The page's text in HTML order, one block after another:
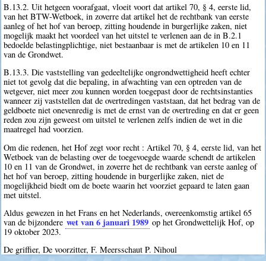
B.13.2. Uit hetgeen voorafgaat, vloeit voort dat artikel 70, § 4, eerste lid,
van het BTW-Wetboek, in zoverre dat artikel het de rechtbank van eerste
aanleg of het hof van beroep, zitting houdende in burgerlijke zaken, niet
mogelijk maakt het voordeel van het uitstel te verlenen aan de in B.2.1
bedoelde belastingplichtige, niet bestaanbaar is met de artikelen 10 en 11
van de Grondwet.
B.13.3. Die vaststelling van gedeeltelijke ongrondwettigheid heeft echter
niet tot gevolg dat die bepaling, in afwachting van een optreden van de
wetgever, niet meer zou kunnen worden toegepast door de rechtsinstanties
wanneer zij vaststellen dat de overtredingen vaststaan, dat het bedrag van de
geldboete niet onevenredig is met de ernst van de overtreding en dat er geen
reden zou zijn geweest om uitstel te verlenen zelfs indien de wet in die
maatregel had voorzien.
Om die redenen, het Hof zegt voor recht : Artikel 70, § 4, eerste lid, van het
Wetboek van de belasting over de toegevoegde waarde schendt de artikelen
10 en 11 van de Grondwet, in zoverre het de rechtbank van eerste aanleg of
het hof van beroep, zitting houdende in burgerlijke zaken, niet de
mogelijkheid biedt om de boete waarin het voorziet gepaard te laten gaan
met uitstel.
Aldus gewezen in het Frans en het Nederlands, overeenkomstig artikel 65
van de bijzondere wet van 6 januari 1989 op het Grondwettelijk Hof, op
19 oktober 2023.
De griffier, De voorzitter, F. Meersschaut P. Nihoul